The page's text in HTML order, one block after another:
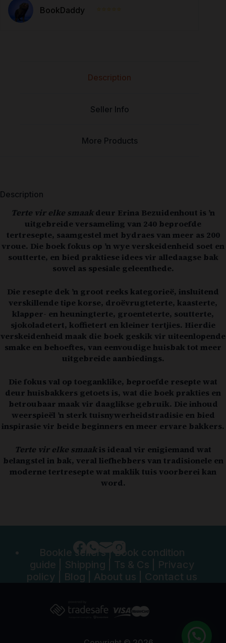
BookDaddy ⭐⭐⭐⭐⭐
Description
Seller Info
More Products
Description
Terte vir elke smaakdeur Erina Bezuidenhout is ’n
uitgebreide versameling van 240 beproefde
tertresepte, saamgestel met bydraes van meer as 200
vroue. Die boek fokus op ’n wye verskeidenheid soet en
soutterte, en bied praktiese idees vir alledaagse bak
sowel as spesiale geleenthede.
Die resepte dek ’n groot reeks kategorieë, insluitend
verskillende tipe korse, droëvrugteterte, kaasterte,
klapper- en heuningterte, groenteterte, soutterte,
sjokoladetert, koffietert en kleiner tertjies. Hierdie
verskeidenheid maak die boek geskik vir uiteenlopende
smake en behoeftes, van eenvoudige huisbak tot meer
uitgebreide aanbiedings.
Die fokus val op toeganklike, beproefde resepte wat
deur huisbakkers getoets is, wat die boek prakties en
betroubaar maak vir daaglikse gebruik. Die inhoud
weerspieël ’n sterk tuisnywerheidstradisie en bied
inspirasie vir beide beginners en meer ervare bakkers.
Terte vir elke smaakis ideaal vir enigiemand wat
belangstel in bak, veral liefhebbers van tradisionele en
moderne tertresepte wat maklik tuis voorberei kan
word.
Bookle sellers|Book condition
guide
Shipping Ts & Cs
Privacy
policy
Blog About us Contact us